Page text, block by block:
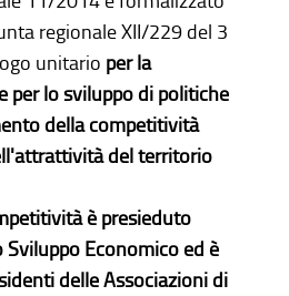
regionale XII/229 del 3
unitario per la
per lo sviluppo di politiche
della competitività
del territorio
è presieduto
Sviluppo Economico ed è
delle Associazioni di